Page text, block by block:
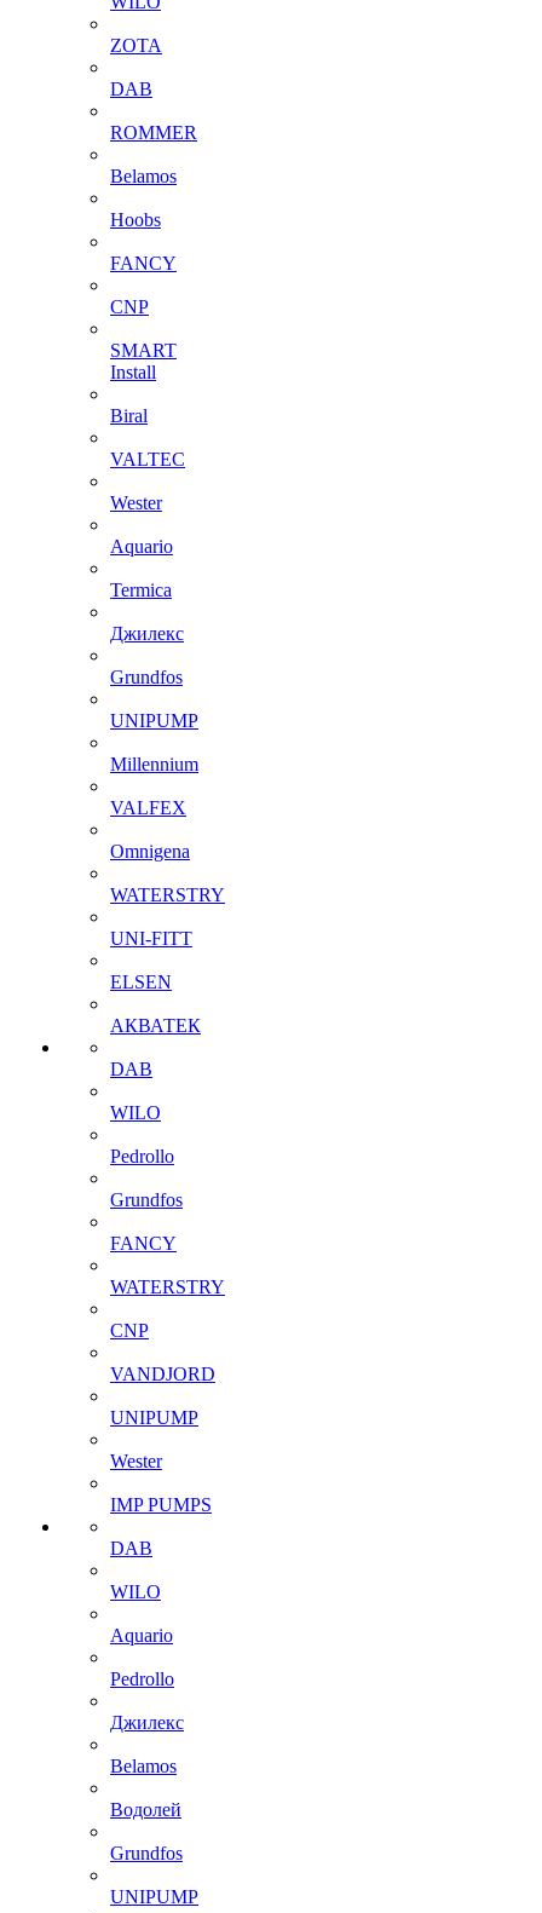
ZOTA
DAB
ROMMER
Belamos
Hoobs
FANCY
CNP
SMART
Install
Biral
VALTEC
Wester
Aquario
Termica
Джилекс
Grundfos
UNIPUMP
Millennium
VALFEX
Omnigena
WATERSTRY
UNI-FITT
ELSEN
АКВАТЕК
DAB
WILO
Pedrollo
Grundfos
FANCY
WATERSTRY
CNP
VANDJORD
UNIPUMP
Wester
IMP PUMPS
DAB
WILO
Aquario
Pedrollo
Джилекс
Belamos
Водолей
Grundfos
UNIPUMP